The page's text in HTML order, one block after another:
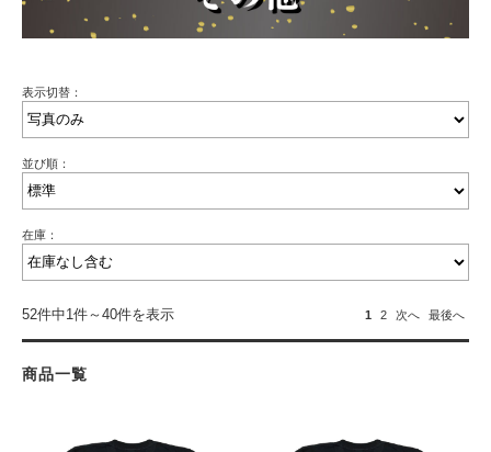
表示切替：
並び順：
在庫：
52件中1件～40件を表示 1 2 次へ 最後へ
商品一覧